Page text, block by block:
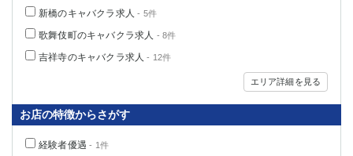
新橋のキャバクラ求人- 5件
歌舞伎町のキャバクラ求人 - 8件
吉祥寺のキャバクラ求人- 12件
エリア詳細を見る
お店の特徴からさがす
経験者優遇 - 1件
戸塚
大船
相模原
厚木
横須賀
埼玉県